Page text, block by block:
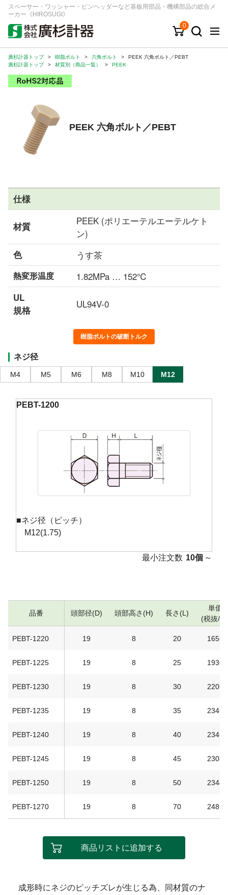
スペーサー・ワッシャー・ピンヘッダーなど基板用部品・機構部品の総合メ
ーカー《HIROSUGI》
0
キーワード 品番/シリーズ
商品カテゴリから探す
ジャンルから探す
シリーズから探す
ログイン
ご利用ガイド
お問い合わせ窓口
会社情報
廣杉計器トップ > 樹脂ボルト > 六角ボルト >
PEEK 六角ボルト／PEBT
廣杉計器トップ
> 材質別（商品一覧） > PEEK
PEEK 六角ボルト／PEBT
仕様
材質
PEEK (ポリエーテルエーテルケト
ン)
色 うす茶
熱変形温度 1.82MPa … 152℃
UL
規格
UL94V-0
樹脂ボルトの破断トルク
ネジ径
M4 M5 M6 M8 M10 M12
PEBT-1200
■ネジ径（ピッチ）
M12(1.75)
最小注文数 10個 ～
品番 頭部径(D) 頭部高さ(H) 長さ(L)
単価
(税抜/
PEBT-1220 19 8 20 1656
PEBT-1225 19 8 25 1936
PEBT-1230 19 8 30 2206
PEBT-1235 19 8 35 2346
PEBT-1240 19 8 40 2346
PEBT-1245 19 8 45 2308
PEBT-1250 19 8 50 2344
PEBT-1270 19 8 70 2481
商品リストに追加する
成形時にネジのピッチズレが生じる為、同材質のナ